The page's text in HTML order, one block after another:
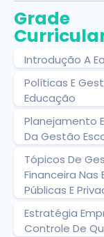
Grade
Introdução A
Políticas E
Educação
Planejamento
Da Gestão
Tópicos De
Financeira Nas
Públicas E
Estratégia
Controle De